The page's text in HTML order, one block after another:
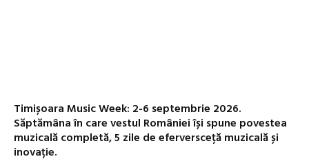
Timișoara Music Week: 2-6 septembrie 2026.
Săptămâna în care vestul României își spune povestea
muzicală completă, 5 zile de eferversceță muzicală și
inovație.